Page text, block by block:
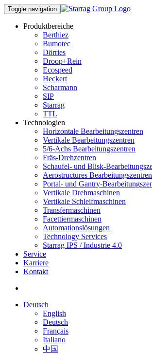
Toggle navigation
Produktbereiche
Berthiez
Bumotec
Dörries
Droop+Rein
Ecospeed
Heckert
Scharmann
SIP
Starrag
TTL
Technologien
Horizontale Bearbeitungszentren
Vertikale Bearbeitungszentren
5/6-Achs Bearbeitungszentren
Fräs-Drehzentren
Schaufel- und Blisk-
Aerostructures Bearbeitungszentren
Portal- und Gantry-
Vertikale Drehmaschinen
Vertikale Schleifmaschinen
Transfermaschinen
Facettiermaschinen
Automationslösungen
Technology Services
Starrag IPS / Industrie 4.0
Service
Karriere
Kontakt
Deutsch
English
Deutsch
Français
Italiano
中国